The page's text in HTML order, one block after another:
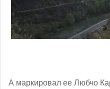
А маркировал ее Любчо